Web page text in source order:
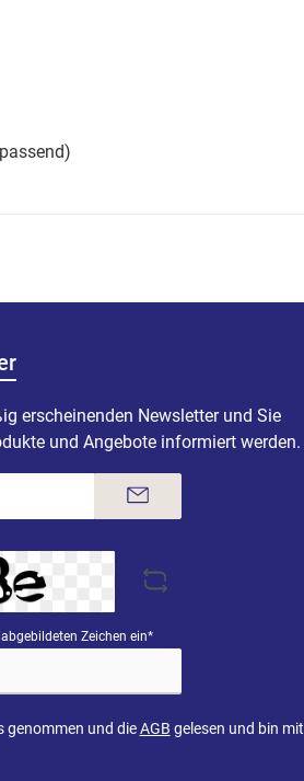
erscheinenden Newsletter und Sie
und Angebote informiert werden.
Zeichen ein*
genommen und dieAGB gelesen und bin mit